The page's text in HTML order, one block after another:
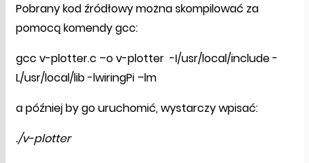
Pobrany kod źródłowy można skompilować za
pomocą komendy gcc:
gcc v-plotter.c –o v-plotter -I/usr/local/include -
L/usr/local/lib -lwiringPi –lm
a później by go uruchomić, wystarczy wpisać:
./v-plotter